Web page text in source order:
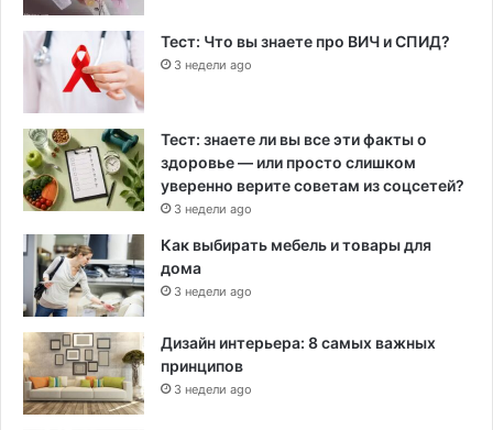
Тест: Что вы знаете про ВИЧ и СПИД?
3 недели ago
Тест: знаете ли вы все эти факты о
здоровье — или просто слишком
уверенно верите советам из соцсетей?
3 недели ago
Как выбирать мебель и товары для
дома
3 недели ago
Дизайн интерьера: 8 самых важных
принципов
3 недели ago